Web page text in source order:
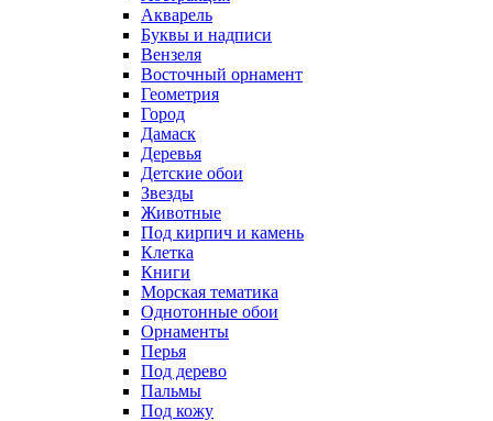
Акварель
Буквы и надписи
Вензеля
Восточный орнамент
Геометрия
Город
Дамаск
Деревья
Детские обои
Звезды
Животные
Под кирпич и камень
Клетка
Книги
Морская тематика
Однотонные обои
Орнаменты
Перья
Под дерево
Пальмы
Под кожу